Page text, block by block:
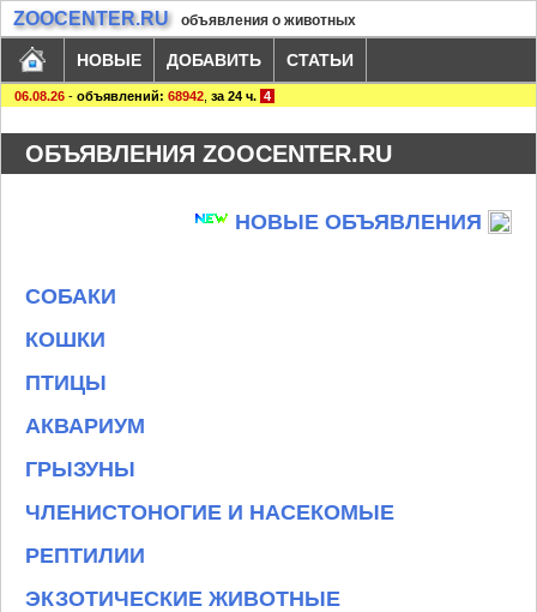
ZOOCENTER.RU объявления о животных
НОВЫЕ ДОБАВИТЬ СТАТЬИ
06.08.26 - объявлений: 68942 за 24 ч. 4
ОБЪЯВЛЕНИЯ ZOOCENTER.RU
НОВЫЕ ОБЪЯВЛЕНИЯ
СОБАКИ
КОШКИ
ПТИЦЫ
АКВАРИУМ
ГРЫЗУНЫ
ЧЛЕНИСТОНОГИЕ И НАСЕКОМЫЕ
РЕПТИЛИИ
ЭКЗОТИЧЕСКИЕ ЖИВОТНЫЕ